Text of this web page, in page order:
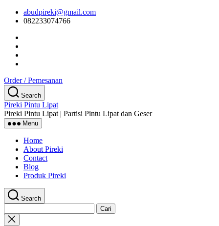
Skip
content
abudpireki@gmail.com
082233074766
Order / Pemesanan
Search
Pireki Pintu Lipat
Pireki Pintu Lipat | Partisi Pintu Lipat dan Geser
Menu
Home
About Pireki
Contact
Blog
Produk Pireki
Search
untuk:
Close